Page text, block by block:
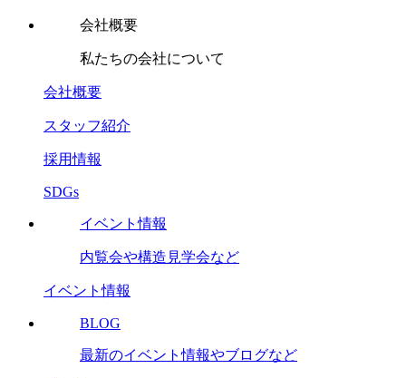
会社概要
私たちの会社について
会社概要
スタッフ紹介
採用情報
SDGs
イベント情報
内覧会や構造見学会など
イベント情報
BLOG
最新のイベント情報やブログなど